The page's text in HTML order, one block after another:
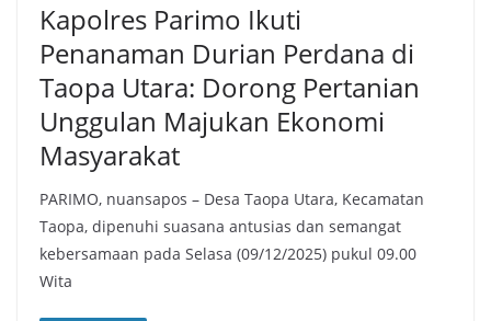
Kapolres Parimo Ikuti
Penanaman Durian Perdana di
Taopa Utara: Dorong Pertanian
Unggulan Majukan Ekonomi
Masyarakat
PARIMO, nuansapos – Desa Taopa Utara, Kecamatan
Taopa, dipenuhi suasana antusias dan semangat
kebersamaan pada Selasa (09/12/2025) pukul 09.00
Wita